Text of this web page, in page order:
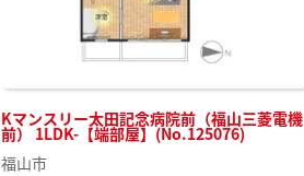
Kマンスリー太田記念病院前（福山三菱電機
前） 1LDK-【端部屋】(No.125076)
福山市